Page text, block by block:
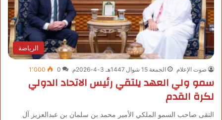
الرياضة
صوت الإعلام الجمعة 15 شوال 1447هـ 3-4-2026م 0 1٬000
سمو ولي العهد يلتقي رئيس الاتحاد الدولي
لكرة القدم
التقى صاحب السمو الملكي الأمير محمد بن سلمان بن عبدالعزيز آل